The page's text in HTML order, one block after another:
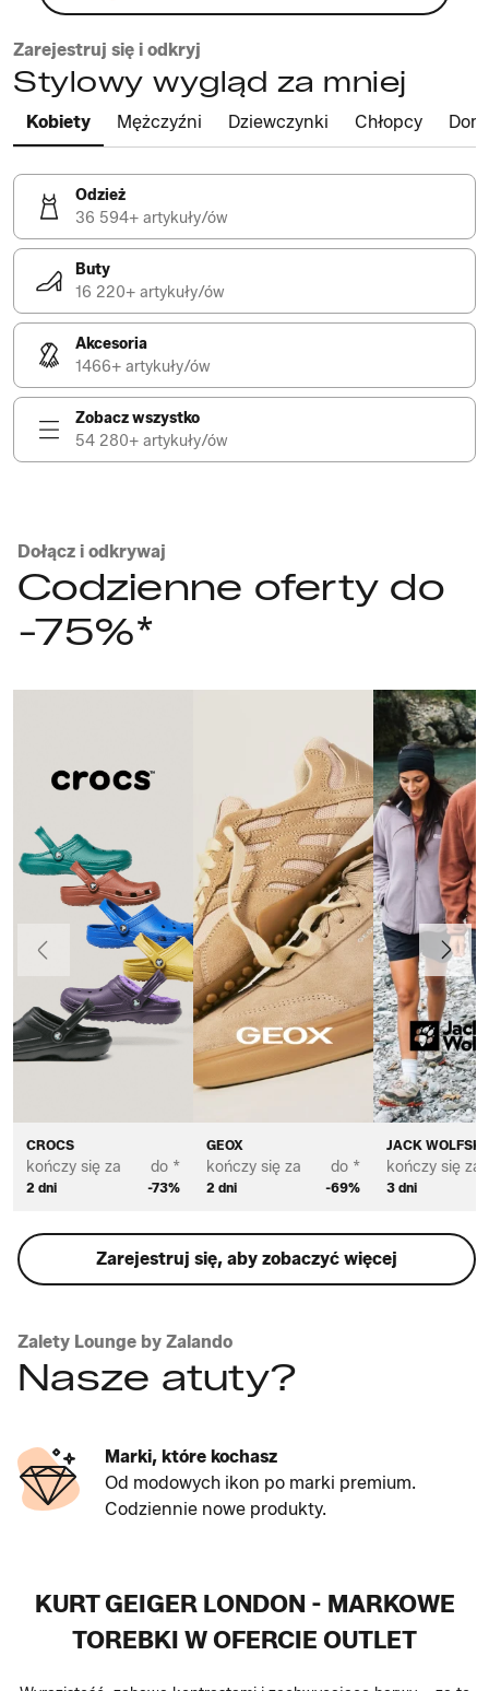
Zarejestruj się i odkryj
Stylowy wygląd za mniej
Kobiety Mężczyźni Dziewczynki Chłopcy Dom
Odzież
36 594+ artykuły/ów
Buty
16 220+ artykuły/ów
Akcesoria
1466+ artykuły/ów
Zobacz wszystko
54 280+ artykuły/ów
Dołącz i odkrywaj
Codzienne oferty do
-75%*
CROCS
kończy się za
2 dni
do *
-73%
GEOX
kończy się za
2 dni
do *
-69%
JACK
kończy się za
3 dni
Poprzedni Dalej
Zarejestruj się, aby zobaczyć więcej
Zalety Lounge by Zalando
Nasze atuty?
Marki, które kochasz
Od modowych ikon po marki premium.
Codziennie nowe produkty.
KURT GEIGER LONDON - MARKOWE
TOREBKI W OFERCIE OUTLET